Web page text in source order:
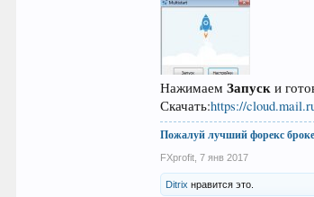
НажимаемЗапуск и
Скачать:https://
Пожалуй лучший форекс
FXprofit 7 янв 2017
Ditrix нравится это.